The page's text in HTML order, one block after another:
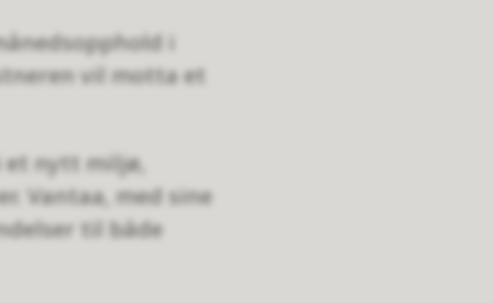
i
vil motta et
et nytt miljø,
Vantaa, med sine
til både